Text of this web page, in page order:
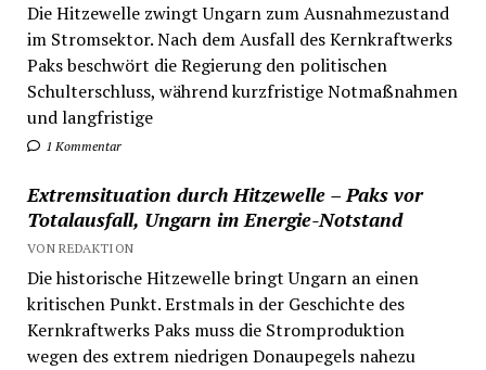
Die Hitzewelle zwingt Ungarn zum Ausnahmezustand
im Stromsektor. Nach dem Ausfall des Kernkraftwerks
Paks beschwört die Regierung den politischen
Schulterschluss, während kurzfristige Notmaßnahmen
und langfristige
1 Kommentar
Extremsituation durch Hitzewelle – Paks vor
Totalausfall, Ungarn im Energie-Notstand
VON REDAKTION
Die historische Hitzewelle bringt Ungarn an einen
kritischen Punkt. Erstmals in der Geschichte des
Kernkraftwerks Paks muss die Stromproduktion
wegen des extrem niedrigen Donaupegels nahezu